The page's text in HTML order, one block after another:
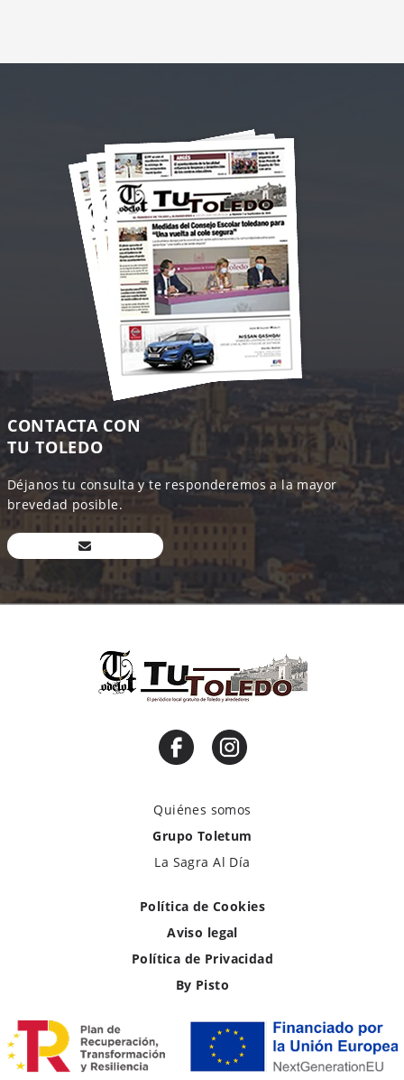
CONTACTA CON
TU TOLEDO
Déjanos tu consulta y te responderemos a la mayor
brevedad posible.
Quiénes somos
Grupo Toletum
La Sagra Al Día
Política de Cookies
Aviso legal
Política de Privacidad
By Pisto